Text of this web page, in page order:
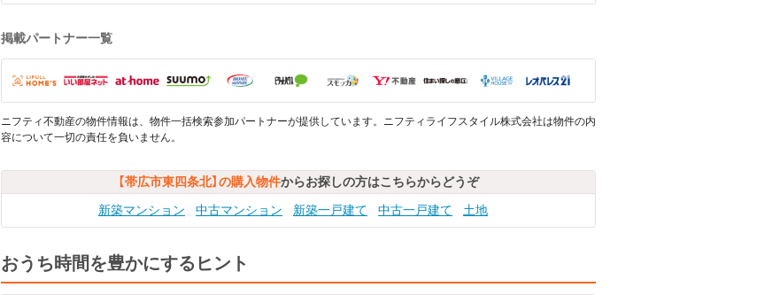
掲載パートナー一覧
ニフティ不動産の物件情報は、物件一括検索参加パートナーが提供しています。ニフティライフスタイル株式会社は物件の内
容について一切の責任を負いません。
【帯広市東四条北】の購入物件からお探しの方はこちらからどうぞ
新築マンション
中古マンション 新築一戸建て 中古一戸建て 土地
おうち時間を豊かにするヒント